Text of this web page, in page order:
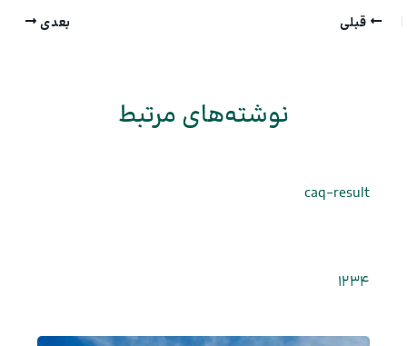
قبلی بعدی
نوشته‌های مرتبط
caq-result
1234